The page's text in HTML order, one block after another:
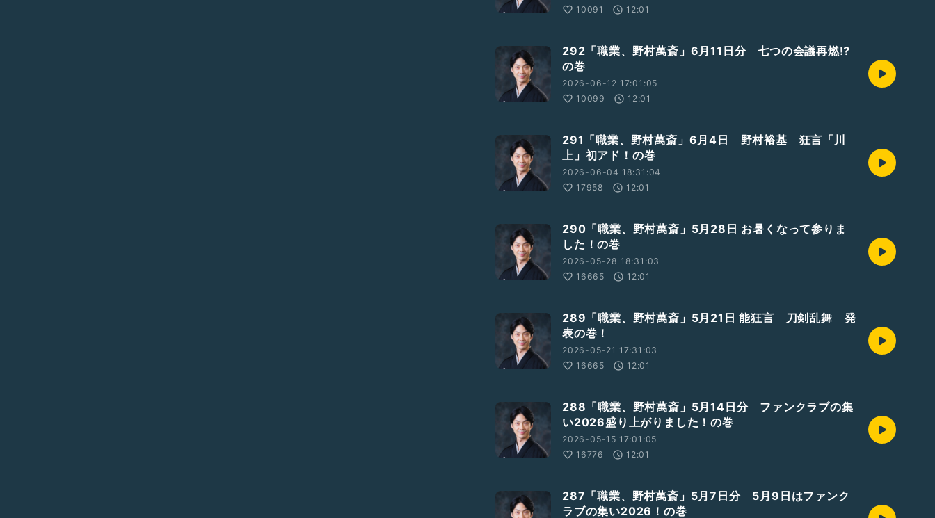
10091
12:01
292「職業、野村萬斎」6月11日分 七つの会議再燃⁉︎
の巻
2026-06-12 17:01:05
10099
12:01
291「職業、野村萬斎」6月4日 野村裕基 狂言「川
上」初アド！の巻
2026-06-04 18:31:04
17958
12:01
290「職業、野村萬斎」5月28日 お暑くなって参りま
した！の巻
2026-05-28 18:31:03
16665
12:01
289「職業、野村萬斎」5月21日 能狂言 刀剣乱舞 発
表の巻！
2026-05-21 17:31:03
16665
12:01
288「職業、野村萬斎」5月14日分 ファンクラブの集
い2026盛り上がりました！の巻
2026-05-15 17:01:05
16776
12:01
287「職業、野村萬斎」5月7日分 5月9日はファンク
ラブの集い2026！の巻